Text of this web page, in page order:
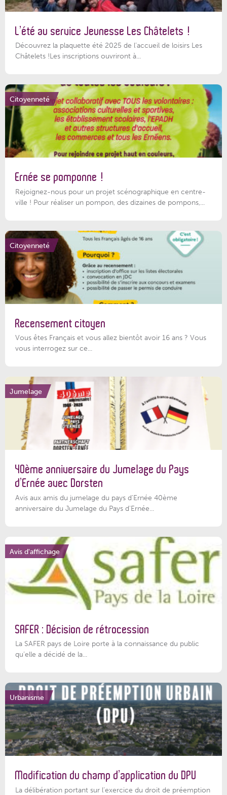
L’été au service Jeunesse Les Châtelets !
Découvrez la plaquette été 2025 de l’accueil de loisirs Les
Châtelets !Les inscriptions ouvriront à...
Citoyenneté
Ernée se pomponne !
Rejoignez-nous pour un projet scénographique en centre-
ville ! Pour réaliser un pompon, des dizaines de pompons,...
Citoyenneté
Recensement citoyen
Vous êtes Français et vous allez bientôt avoir 16 ans ? Vous
vous interrogez sur ce...
Jumelage
40ème anniversaire du Jumelage du Pays
d’Ernée avec Dorsten
Avis aux amis du jumelage du pays d'Ernée 40ème
anniversaire du Jumelage du Pays d'Ernée...
Avis d'affichage
SAFER : Décision de rétrocession
La SAFER pays de Loire porte à la connaissance du public
qu’elle a décidé de la...
Urbanisme
Modification du champ d’application du DPU
La délibération portant sur l’exercice du droit de préemption